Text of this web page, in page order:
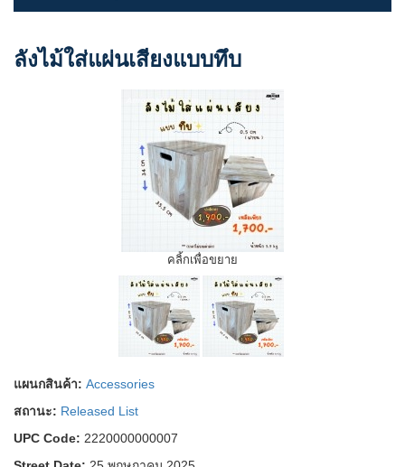
ลังไม้ใส่แผ่นเสียงแบบทึบ
คลิ้กเพื่อขยาย
แผนกสินค้า: Accessories
สถานะ: Released List
UPC Code: 2220000000007